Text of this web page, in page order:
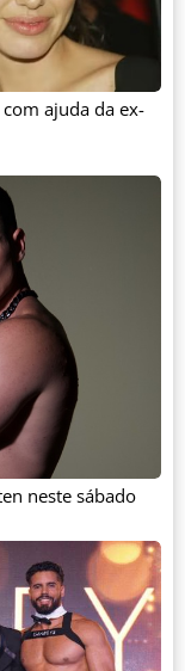
ajuda da ex-
neste sábado